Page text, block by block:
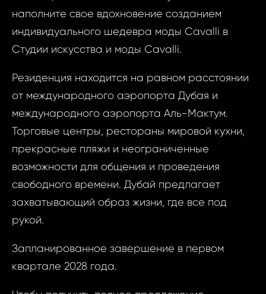
наполните свое вдохновение созданием
индивидуального шедевра моды Cavalli в
Студии искусства и моды Cavalli.
Резиденция находится на равном расстоянии
от международного аэропорта Дубая и
международного аэропорта Аль-Мактум.
Торговые центры, рестораны мировой кухни,
прекрасные пляжи и неограниченные
возможности для общения и проведения
свободного времени. Дубай предлагает
захватывающий образ жизни, где все под
рукой.
Запланированное завершение в первом
квартале 2028 года.
данных..